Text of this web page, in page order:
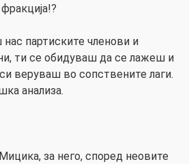
партиските членови и
ти се обидуваш да се лажеш и
веруваш во сопствените лаги.
анализа.
за него, според неовите